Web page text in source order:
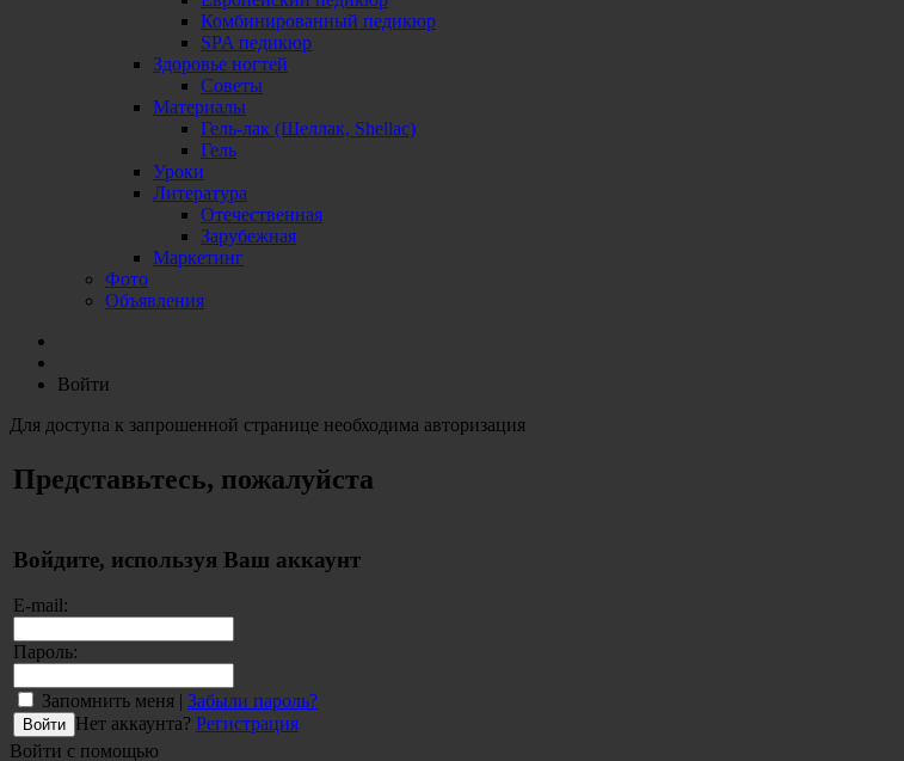
Комбинированный педикюр
SPA педикюр
Здоровье ногтей
Советы
Материалы
Гель-лак (Шеллак, Shellac)
Гель
Уроки
Литература
Отечественная
Зарубежная
Маркетинг
Фото
Объявления
Войти
Для доступа к запрошенной странице необходима авторизация
Представьтесь, пожалуйста
Войдите, используя Ваш аккаунт
E-mail:
Пароль:
Запомнить меня | Забыли пароль?
Нет аккаунта? Регистрация
Войти с помощью